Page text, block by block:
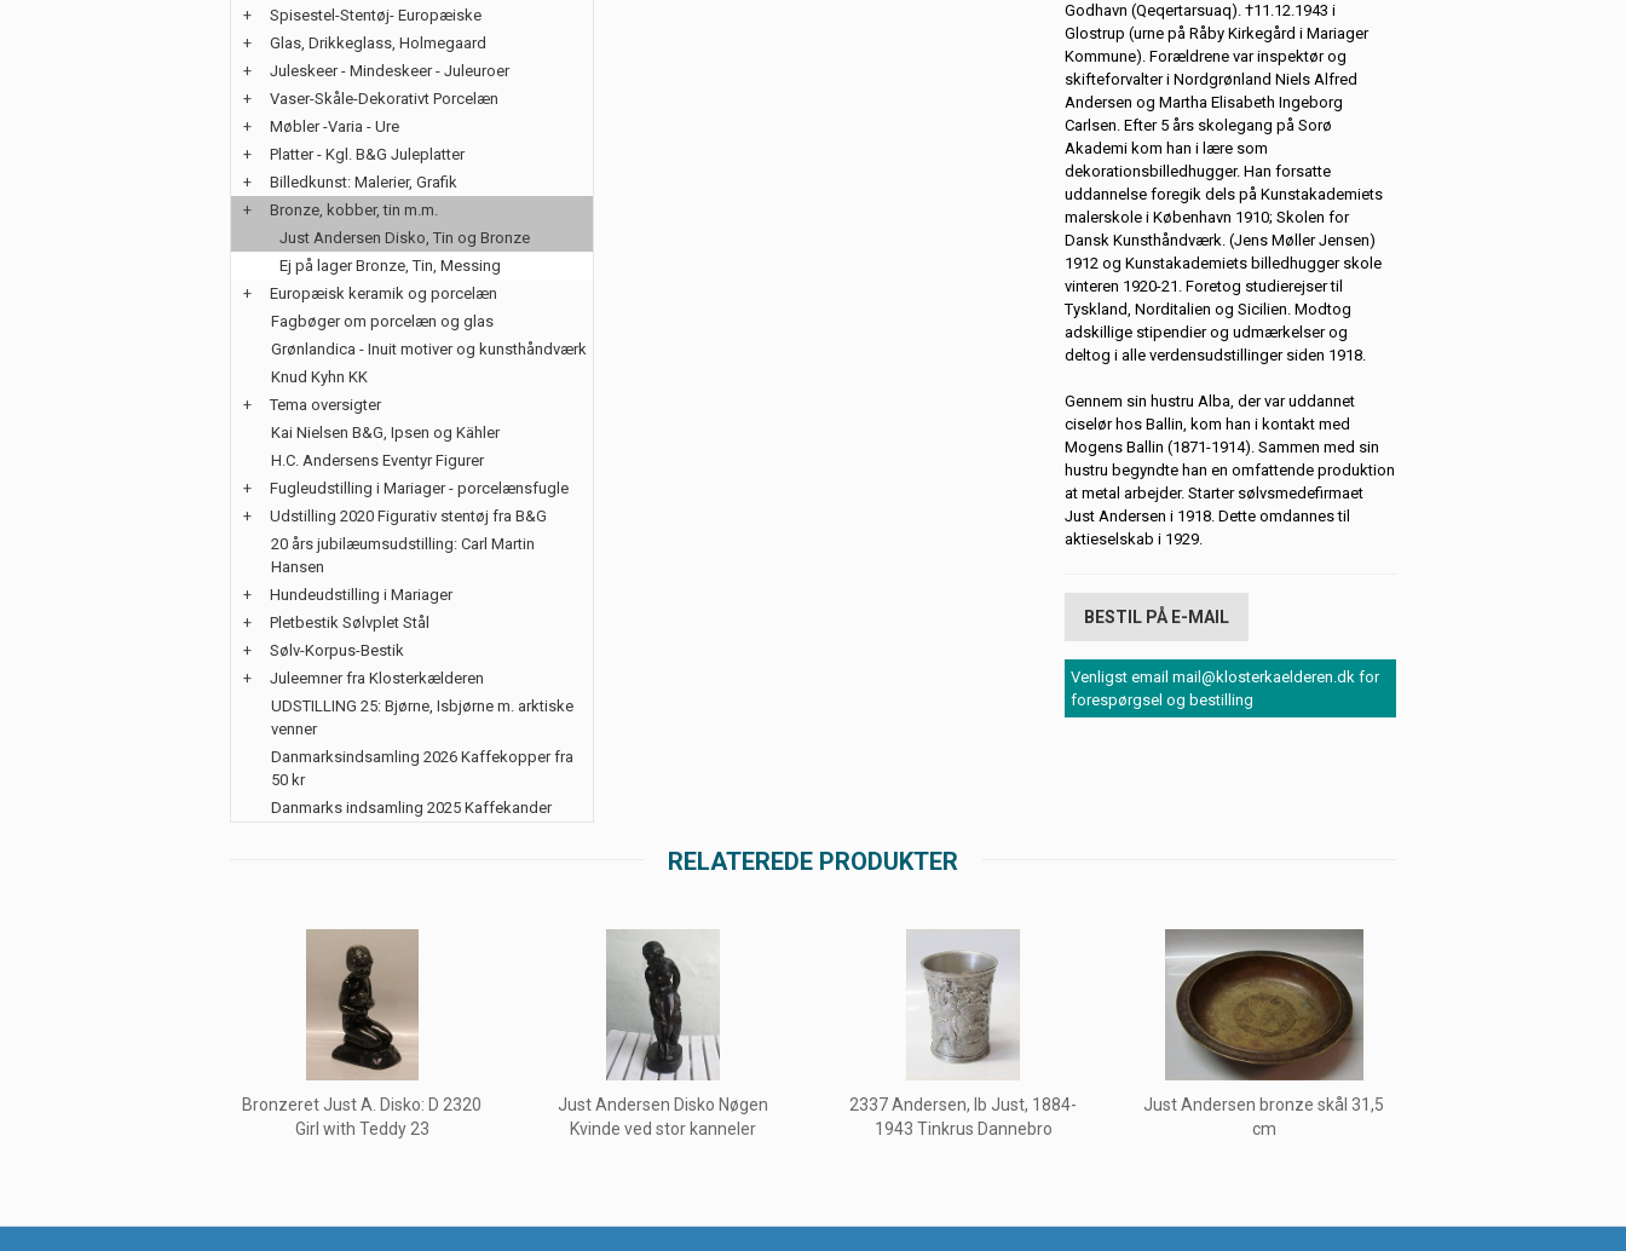
+
Spisestel-Stentøj- Europæiske
+
Glas, Drikkeglass, Holmegaard
+
Juleskeer - Mindeskeer - Juleuroer
+
Vaser-Skåle-Dekorativt Porcelæn
+
Møbler -Varia - Ure
+
Platter - Kgl. B&G Juleplatter
+
Billedkunst: Malerier, Grafik
+
Bronze, kobber, tin m.m.
Just Andersen Disko, Tin og Bronze
Ej på lager Bronze, Tin, Messing
+
Europæisk keramik og porcelæn
Fagbøger om porcelæn og glas
Grønlandica - Inuit motiver og kunsthåndværk
Knud Kyhn KK
+
Tema oversigter
Kai Nielsen B&G, Ipsen og Kähler
H.C. Andersens Eventyr Figurer
+
Fugleudstilling i Mariager - porcelænsfugle
+
Udstilling 2020 Figurativ stentøj fra B&G
20 års jubilæumsudstilling: Carl Martin
Hansen
+
Hundeudstilling i Mariager
+
Pletbestik Sølvplet Stål
+
Sølv-Korpus-Bestik
+
Juleemner fra Klosterkælderen
UDSTILLING 25: Bjørne, Isbjørne m. arktiske
venner
Danmarksindsamling 2026 Kaffekopper fra
50 kr
Danmarks indsamling 2025 Kaffekander
Godhavn (Qeqertarsuaq). †11.12.1943 i
Glostrup (urne på Råby Kirkegård i Mariager
Kommune). Forældrene var inspektør og
skifteforvalter i Nordgrønland Niels Alfred
Andersen og Martha Elisabeth Ingeborg
Carlsen. Efter 5 års skolegang på Sorø
Akademi kom han i lære som
dekorationsbilledhugger. Han forsatte
uddannelse foregik dels på Kunstakademiets
malerskole i København 1910; Skolen for
Dansk Kunsthåndværk. (Jens Møller Jensen)
1912 og Kunstakademiets billedhugger skole
vinteren 1920-21. Foretog studierejser til
Tyskland, Norditalien og Sicilien. Modtog
adskillige stipendier og udmærkelser og
deltog i alle verdensudstillinger siden 1918.
Gennem sin hustru Alba, der var uddannet
ciselør hos Ballin, kom han i kontakt med
Mogens Ballin (1871-1914). Sammen med sin
hustru begyndte han en omfattende produktion
at metal arbejder. Starter sølvsmedefirmaet
Just Andersen i 1918. Dette omdannes til
aktieselskab i 1929.
BESTIL PÅ E-MAIL
Venligst email mail@klosterkaelderen.dk for
forespørgsel og bestilling
RELATEREDE PRODUKTER
Bronzeret Just A. Disko: D 2320
Girl with Teddy 23
Just Andersen Disko Nøgen
Kvinde ved stor kanneler
2337 Andersen, Ib Just, 1884-
1943 Tinkrus Dannebro
Just Andersen bronze skål 31,5
cm